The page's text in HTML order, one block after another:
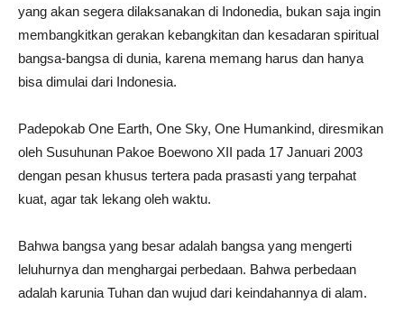
yang akan segera dilaksanakan di Indonedia, bukan saja ingin
membangkitkan gerakan kebangkitan dan kesadaran spiritual
bangsa-bangsa di dunia, karena memang harus dan hanya
bisa dimulai dari Indonesia.
Padepokab One Earth, One Sky, One Humankind, diresmikan
oleh Susuhunan Pakoe Boewono XII pada 17 Januari 2003
dengan pesan khusus tertera pada prasasti yang terpahat
kuat, agar tak lekang oleh waktu.
Bahwa bangsa yang besar adalah bangsa yang mengerti
leluhurnya dan menghargai perbedaan. Bahwa perbedaan
adalah karunia Tuhan dan wujud dari keindahannya di alam.